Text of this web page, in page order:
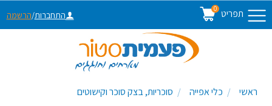
תפריט 0
התחברות/הרשמה
ראשי כלי אפייה סוכריות, בצק סוכר וקישוטים